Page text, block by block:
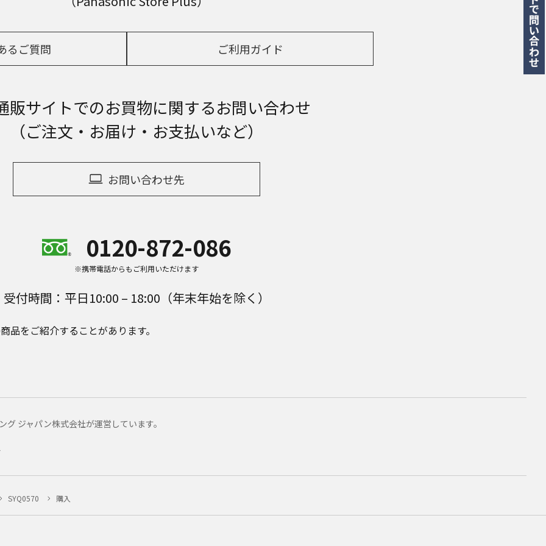
るご質問 ご利用ガイド
販サイトでのお買物に関するお問い合わせ
（ご注文・お届け・お支払いなど）
お問い合わせ先
0120-872-086
※携帯電話からもご利用いただけます
受付時間：平日10:00 – 18:00（年末年始を除く）
品をご紹介することがあります。
ジャパン株式会社が運営しています。
SYQ0570 購入